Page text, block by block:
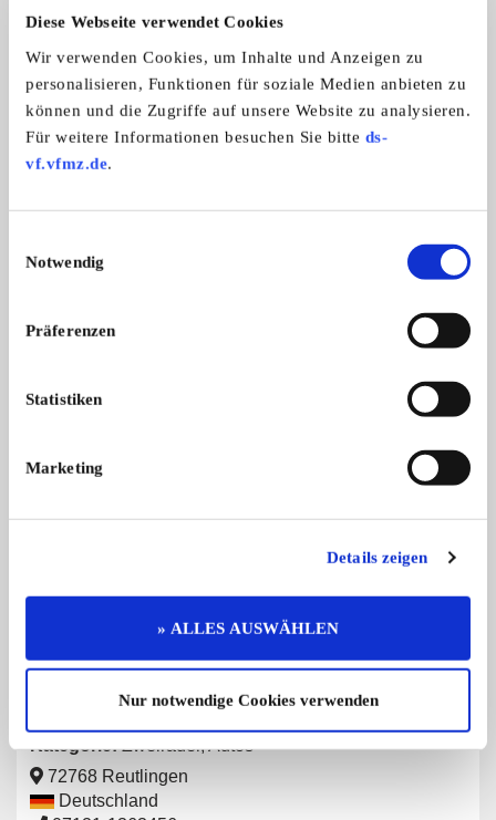
Diese Webseite verwendet Cookies
Wir verwenden Cookies, um Inhalte und Anzeigen zu
personalisieren, Funktionen für soziale Medien anbieten zu
können und die Zugriffe auf unsere Website zu analysieren.
Für weitere Informationen besuchen Sie bitte ds-
vf.vfmz.de.
Notwendig
Präferenzen
Statistiken
Marketing
Details zeigen
» ALLES AUSWÄHLEN
Nur notwendige Cookies verwenden
Deutschland
Schweiz
/6692422
DKW und Auto Union Veteranen Club e.V.
Treffen, Ausfahrten, Forum, Teilemarkt, Nachfertigungen
Kategorie:Zweiräder,Autos
72768 Reutlingen
Deutschland